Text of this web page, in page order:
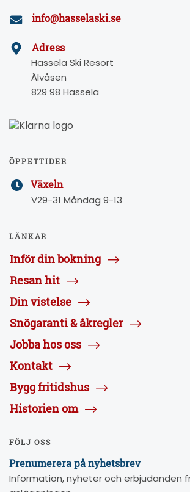
info@hasselaski.se
Adress
Hassela Ski Resort
Älvåsen
829 98 Hassela
ÖPPETTIDER
Växeln
V29-31 Måndag 9-13
LÄNKAR
Inför din bokning
Resan hit
Din vistelse
Snögaranti & åkregler
Jobba hos oss
Kontakt
Bygg fritidshus
Historien om
FÖLJ OSS
Prenumerera på nyhetsbrev
Information, nyheter och erbjudanden